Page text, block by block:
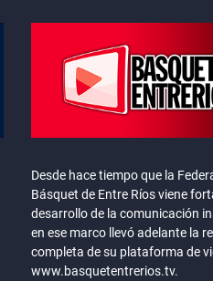
Desde hace tiempo que la
Básquet de Entre Ríos viene
desarrollo de la comunicación
en ese marco llevó adelante la
completa de su plataforma de
www.basquetentrerios.tv.